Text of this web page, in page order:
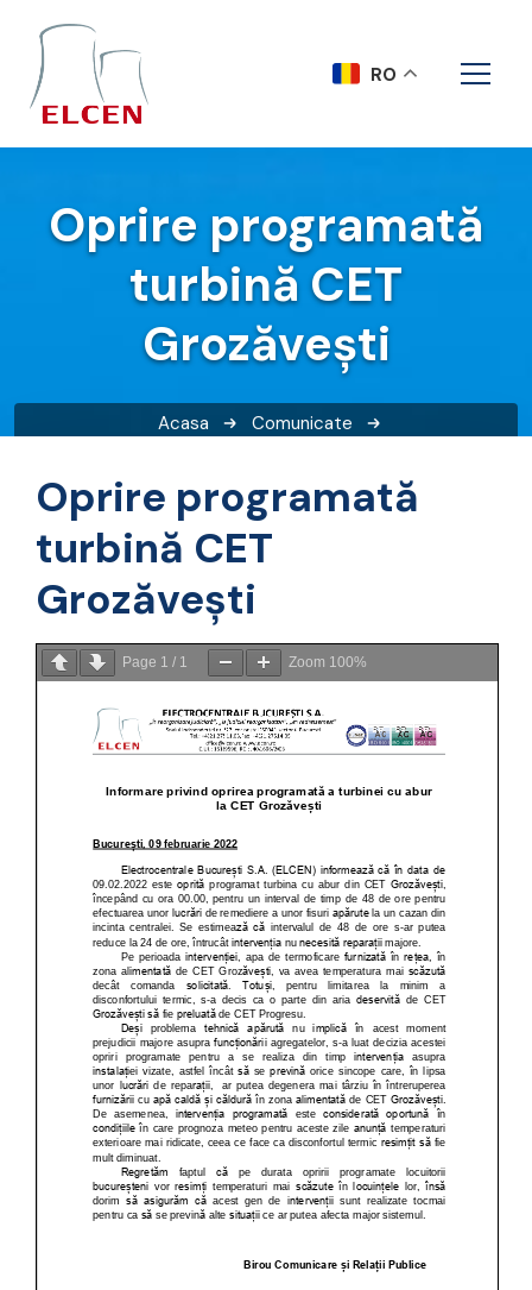
Oprire programată
turbină CET
Grozăvești
Acasa
Comunicate
Oprire programată
turbină CET
Grozăvești
Page 1 / 1 Zoom 100%
RO